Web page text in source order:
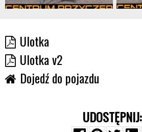
Ulotka
Ulotka v2
Dojedź do pojazdu
UDOSTĘPNIJ: